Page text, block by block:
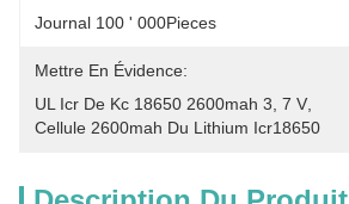
Journal 100 ' 000Pieces
Mettre En Évidence:
UL Icr De Kc 18650 2600mah 3 7 V
Cellule 2600mah Du Lithium Icr18650